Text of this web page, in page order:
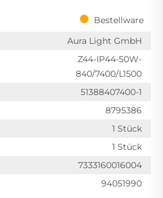
Bestellware
Aura Light GmbH
Z44-IP44-50W-
840/7400/L1500
51388407400-1
8795386
1 Stück
1 Stück
7333160016004
94051990